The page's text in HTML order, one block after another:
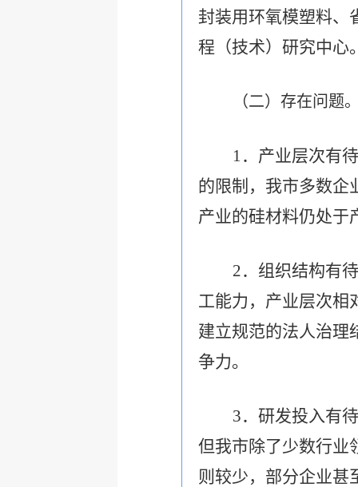
封装用环氧模塑料、
程（技术）研究中心
（二）存在问题
1．产业层次有
的限制，我市多数企
产业的硅材料仍处于
2．组织结构有
工能力，产业层次相
建立规范的法人治理
争力。
3．研发投入有
但我市除了少数行业
则较少，部分企业甚